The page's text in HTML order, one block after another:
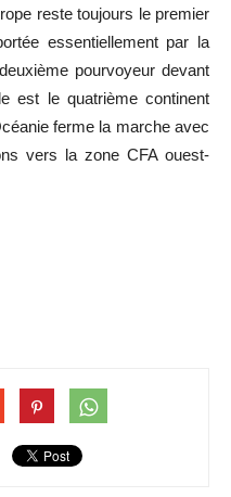
reste toujours le premier
essentiellement par la
pourvoyeur devant
est le quatrième continent
ferme la marche avec
vers la zone CFA ouest-